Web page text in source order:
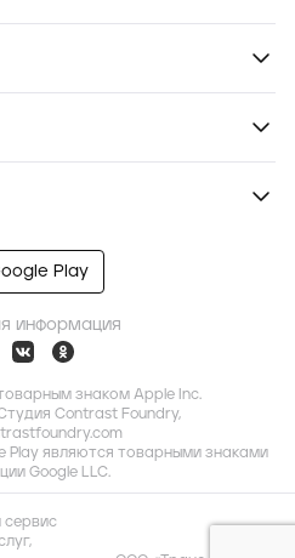
Play
информация
знаком Apple Inc.
Contrast Foundry,
Play являются товарными знаками
Google LLC.